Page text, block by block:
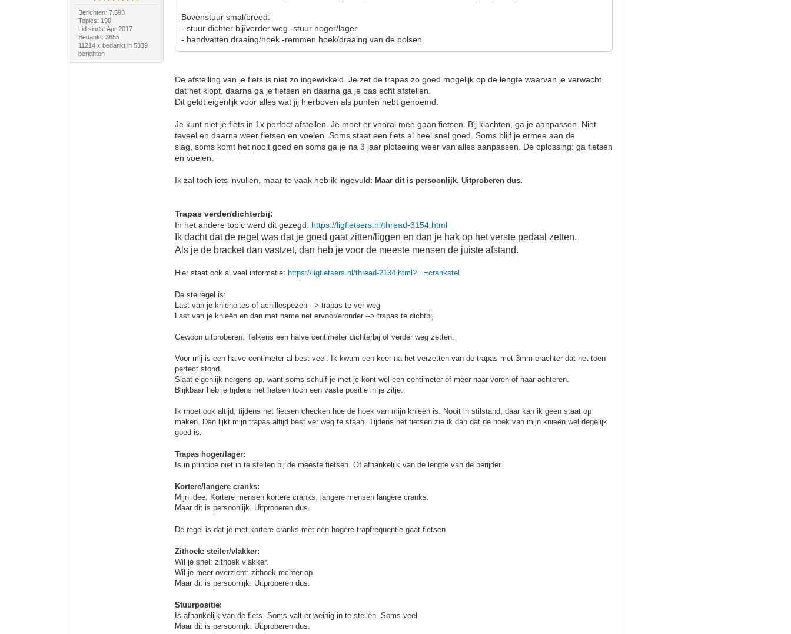
Berichten: 7.593
Topics: 190
Lid sinds: Apr 2017
Bedankt: 3655
11214 x bedankt in 5339
berichten
Bovenstuur smal/breed:
- stuur dichter bij/verder weg -stuur hoger/lager
- handvatten draaing/hoek -remmen hoek/draaing van de polsen
De afstelling van je fiets is niet zo ingewikkeld. Je zet de trapas zo goed mogelijk op de lengte waarvan je verwacht
dat het klopt, daarna ga je fietsen en daarna ga je pas echt afstellen.
Dit geldt eigenlijk voor alles wat jij hierboven als punten hebt genoemd.
Je kunt niet je fiets in 1x perfect afstellen. Je moet er vooral mee gaan fietsen. Bij klachten, ga je aanpassen. Niet
teveel en daarna weer fietsen en voelen. Soms staat een fiets al heel snel goed. Soms blijf je ermee aan de
slag, soms komt het nooit goed en soms ga je na 3 jaar plotseling weer van alles aanpassen. De oplossing: ga fietsen
en voelen.
Ik zal toch iets invullen, maar te vaak heb ik ingevuld:Maar dit is persoonlijk. Uitproberen dus.
Trapas verder/dichterbij:
In het andere topic werd dit gezegd: https://ligfietsers.nl/thread-3154.html
Ik dacht dat de regel was dat je goed gaat zitten/liggen en dan je hak op het verste pedaal zetten.
Als je de bracket dan vastzet, dan heb je voor de meeste mensen de juiste afstand.
Hier staat ook al veel informatie: https://ligfietsers.nl/thread-2134.html?...=crankstel
De stelregel is:
Last van je knieholtes of achillespezen --> trapas te ver weg
Last van je knieën en dan met name net ervoor/eronder --> trapas te dichtbij
Gewoon uitproberen. Telkens een halve centimeter dichterbij of verder weg zetten.
Voor mij is een halve centimeter al best veel. Ik kwam een keer na het verzetten van de trapas met 3mm erachter dat het toen
perfect stond.
Slaat eigenlijk nergens op, want soms schuif je met je kont wel een centimeter of meer naar voren of naar achteren.
Blijkbaar heb je tijdens het fietsen toch een vaste positie in je zitje.
Ik moet ook altijd, tijdens het fietsen checken hoe de hoek van mijn knieën is. Nooit in stilstand, daar kan ik geen staat op
maken. Dan lijkt mijn trapas altijd best ver weg te staan. Tijdens het fietsen zie ik dan dat de hoek van mijn knieën wel degelijk
goed is.
Trapas hoger/lager:
Is in principe niet in te stellen bij de meeste fietsen. Of afhankelijk van de lengte van de berijder.
Kortere/langere cranks:
Mijn idee: Kortere mensen kortere cranks, langere mensen langere cranks.
Maar dit is persoonlijk. Uitproberen dus.
De regel is dat je met kortere cranks met een hogere trapfrequentie gaat fietsen.
Zithoek: steiler/vlakker:
Wil je snel: zithoek vlakker.
Wil je meer overzicht: zithoek rechter op.
Maar dit is persoonlijk. Uitproberen dus.
Stuurpositie:
Is afhankelijk van de fiets. Soms valt er weinig in te stellen. Soms veel.
Maar dit is persoonlijk. Uitproberen dus.